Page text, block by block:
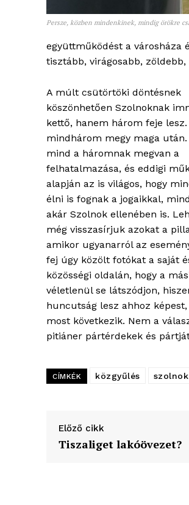
Persze, közben mindenkinek, mindig örökre
együttműködést a városháza
tisztább, virágosabb,
A múlt csütörtöki döntésnek
köszönhetően Szolnoknak
kettő, hanem három feje lesz.
mindhárom megy maga
mind a háromnak megvan a
felhatalmazása, és eddigi
alapján az is világos, hogy
élni is fognak a jogaikkal,
akár Szolnok ellenében is.
még visszasírjuk azokat a
amikor ugyanarról az
fej úgy közölt fotókat a saját
közösségi oldalán, hogy a
véletlenül se látszódjon,
huncutság lesz ahhoz
most következik. Nem a
pitiáner pártérdekek és
CÍMKÉK közgyűlés szolnok
Előző cikk
Tiszaliget lakóövezet?